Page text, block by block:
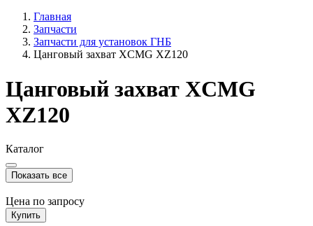
Главная
Запчасти
Запчасти для установок ГНБ
Цанговый захват XCMG XZ120
Цанговый захват XCMG
XZ120
Каталог
Показать все
Цена по запросу
Купить